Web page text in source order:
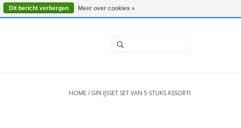
0 Artikelen - €0,00 Mijn account / Registreren
HOME/ GIN IJSSET SET VAN 5 STUKS ASSORTI
Dit bericht verbergen Meer over cookies »